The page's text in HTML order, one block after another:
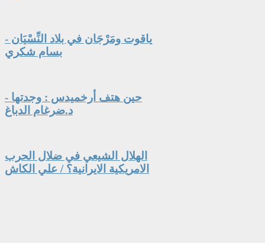
ياقوت ومَرْجَان في بلاد النِّسْيَان -
بسام شكري
حين هتف أرخميدس : وجدتها -
د.ضرغام الدباغ
الهلال الشيعي في ضلال الحرب
الامريكية الايرانية؟ / علي الكاش